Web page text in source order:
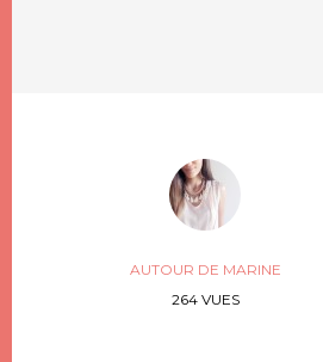
AUTOUR DE MARINE
264 VUES